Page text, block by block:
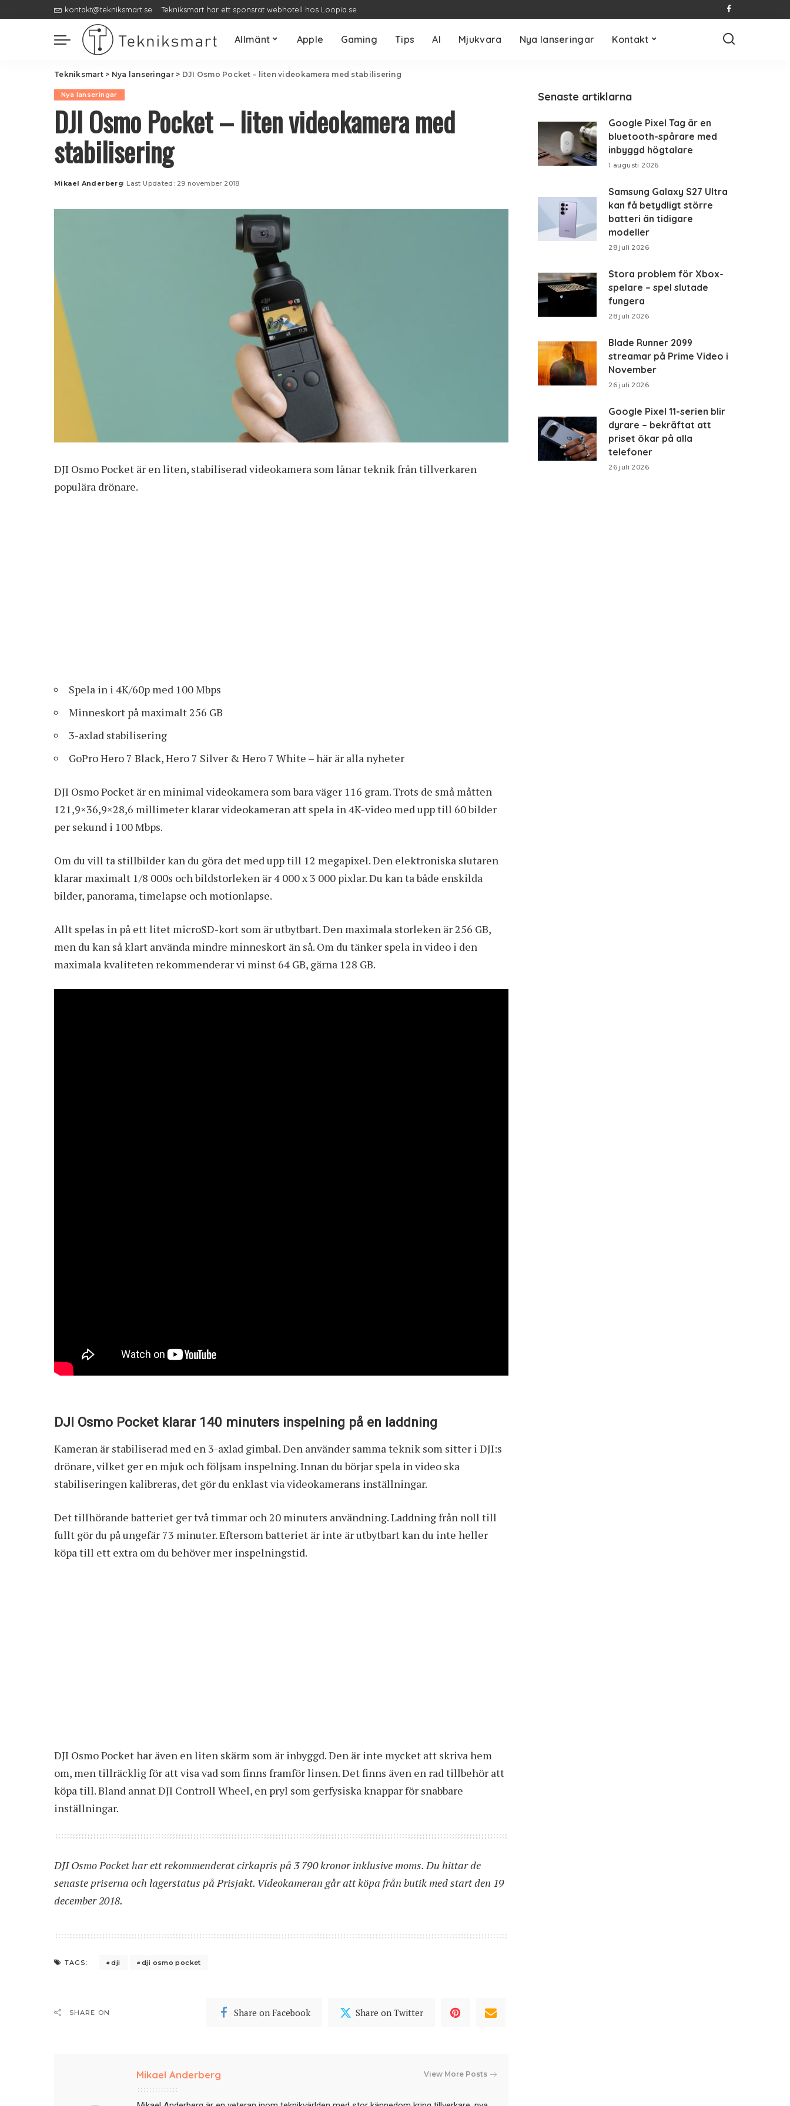
kontakt@tekniksmart.se Tekniksmart har ett sponsrat webhotell hos Loopia.se
Allmänt Apple Gaming Tips AI Mjukvara Nya lanseringar Kontakt
Tekniksmart> Nya lanseringar> DJI Osmo Pocket – liten videokamera med stabilisering
Nya lanseringar
DJI Osmo Pocket – liten videokamera med
stabilisering
Posted
Mikael Anderberg Last Updated: 29 november 2018
DJI Osmo Pocket är en liten, stabiliserad videokamera som lånar teknik från tillverkaren
populära drönare.
Spela in i 4K/60p med 100 Mbps
Minneskort på maximalt 256 GB
3-axlad stabilisering
GoPro Hero 7 Black, Hero 7 Silver & Hero 7 White – här är alla nyheter
DJI Osmo Pocket är en minimal videokamera som bara väger 116 gram. Trots de små måtten
121,9×36,9×28,6 millimeter klarar videokameran att spela in 4K-video med upp till 60 bilder
per sekund i 100 Mbps.
Om du vill ta stillbilder kan du göra det med upp till 12 megapixel. Den elektroniska slutaren
klarar maximalt 1/8 000s och bildstorleken är 4 000 x 3 000 pixlar. Du kan ta både enskilda
bilder, panorama, timelapse och motionlapse.
Allt spelas in på ett litet microSD-kort som är utbytbart. Den maximala storleken är 256 GB,
men du kan så klart använda mindre minneskort än så. Om du tänker spela in video i den
maximala kvaliteten rekommenderar vi minst 64 GB, gärna 128 GB.
DJI Osmo Pocket klarar 140 minuters inspelning på en laddning
Kameran är stabiliserad med en 3-axlad gimbal. Den använder samma teknik som sitter i DJI:s
drönare, vilket ger en mjuk och följsam inspelning. Innan du börjar spela in video ska
stabiliseringen kalibreras, det gör du enklast via videokamerans inställningar.
Det tillhörande batteriet ger två timmar och 20 minuters användning. Laddning från noll till
fullt gör du på ungefär 73 minuter. Eftersom batteriet är inte är utbytbart kan du inte heller
köpa till ett extra om du behöver mer inspelningstid.
DJI Osmo Pocket har även en liten skärm som är inbyggd. Den är inte mycket att skriva hem
om, men tillräcklig för att visa vad som finns framför linsen. Det finns även en rad tillbehör att
köpa till. Bland annat DJI Controll Wheel, en pryl som gerfysiska knappar för snabbare
inställningar.
DJI Osmo Pocket har ett rekommenderat cirkapris på 3 790 kronor inklusive moms. Du hittar de
senaste priserna och lagerstatus på Prisjakt. Videokameran går att köpa från butik med start den 19
december 2018.
TAGS: dji dji osmo pocket
SHARE ON Share on Facebook Share on Twitter
Mikael Anderberg View More Posts
Senaste artiklarna
Google Pixel Tag är en
bluetooth-spårare med
inbyggd högtalare
1 augusti 2026
Samsung Galaxy S27 Ultra
kan få betydligt större
batteri än tidigare
modeller
28 juli 2026
Stora problem för Xbox-
spelare – spel slutade
fungera
28 juli 2026
Blade Runner 2099
streamar på Prime Video i
November
26 juli 2026
Google Pixel 11-serien blir
dyrare – bekräftat att
priset ökar på alla
telefoner
26 juli 2026